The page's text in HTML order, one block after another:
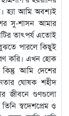
হ্যা আমি অবশ্যই
সু-শাসন আমার
তাৎপর্য এতোই
পারলে কিছুই
করি। এখন হোক
আমি দেশের
ঘোষক শহীদ
জীবনে গুণগুলো
স্বদেশপ্রেম ও